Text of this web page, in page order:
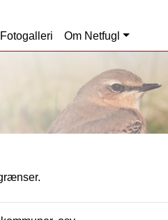
Fotogalleri Om Netfugl